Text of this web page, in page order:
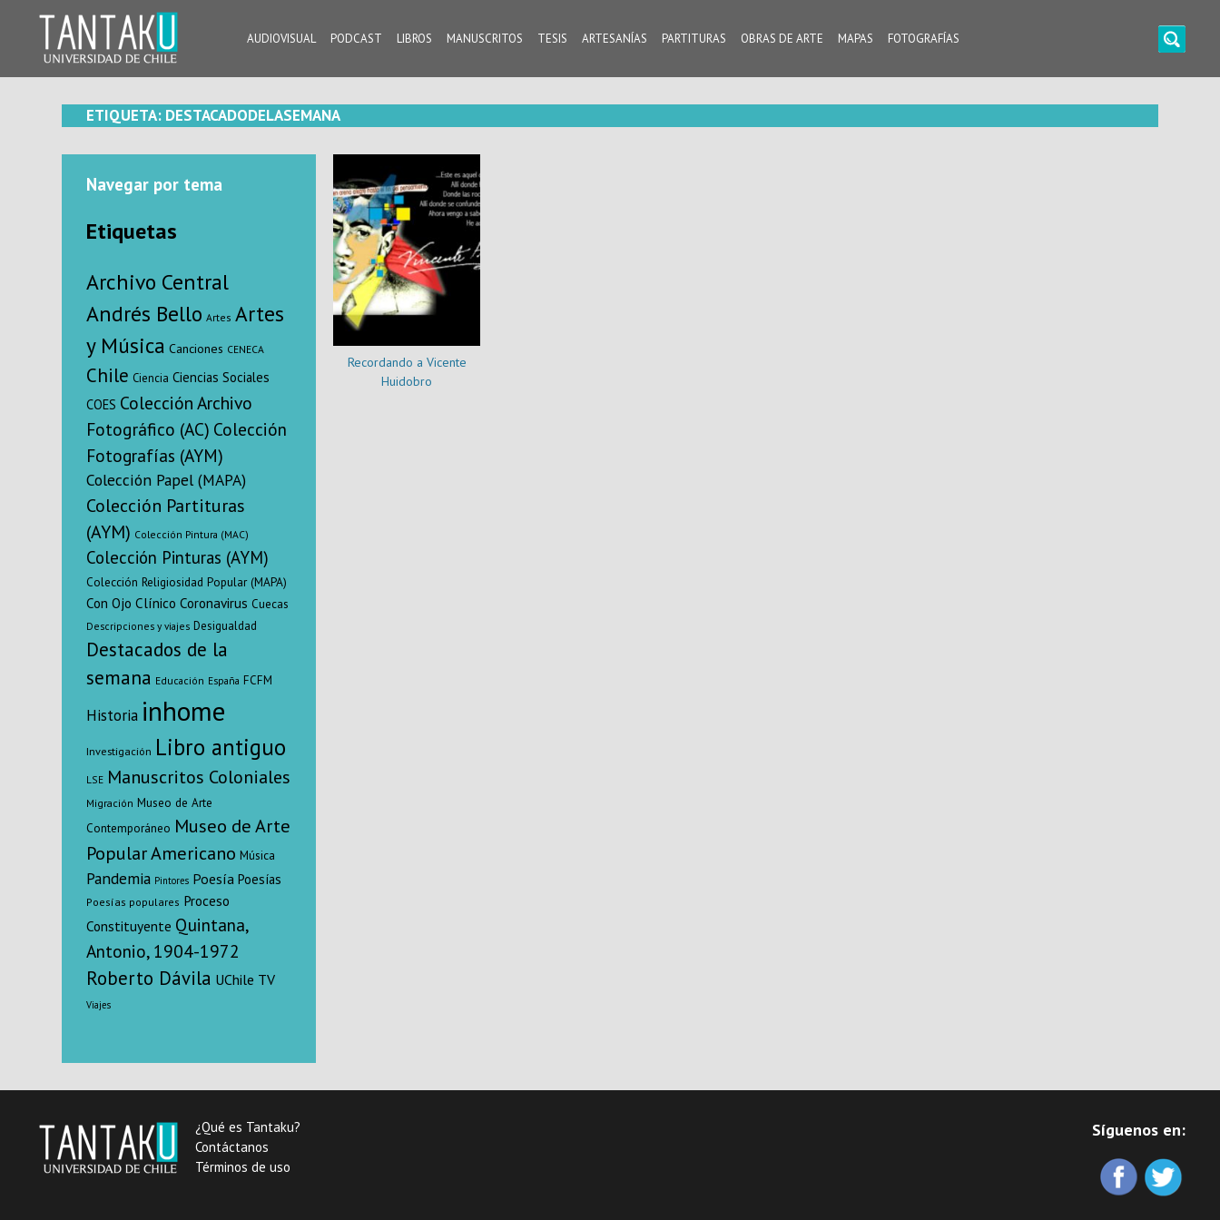
content
AUDIOVISUAL PODCAST LIBROS MANUSCRITOS TESIS ARTESANÍAS PARTITURAS OBRAS DE ARTE MAPAS FOTOGRAFÍAS
ETIQUETA: DESTACADODELASEMANA
Navegar por tema
Etiquetas
Archivo Central
Andrés Bello Artes Artes
y Música Canciones CENECA
Chile Ciencia Ciencias Sociales
COES Colección Archivo
Fotográfico (AC) Colección
Fotografías (AYM)
Colección Papel (MAPA)
Colección Partituras
(AYM) Colección Pintura (MAC)
Colección Pinturas (AYM)
Colección Religiosidad Popular (MAPA)
Con Ojo Clínico Coronavirus Cuecas
Descripciones y viajes Desigualdad
Destacados de la
semana Educación España FCFM
Historia inhome
Investigación Libro antiguo
LSE Manuscritos Coloniales
Migración Museo de Arte
Contemporáneo Museo de Arte
Popular Americano Música
Pandemia Pintores Poesía Poesías
Poesías populares Proceso
Constituyente Quintana,
Antonio, 1904-1972
Roberto Dávila UChile TV
Viajes
Recordando a Vicente
Huidobro
¿Qué es Tantaku?
Contáctanos
Términos de uso
Síguenos en: